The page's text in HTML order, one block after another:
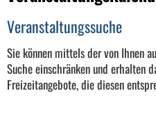
Veranstaltungssuche
Sie können mittels der von Ihnen
Suche einschränken und erhalten
Freizeitangebote, die diesen